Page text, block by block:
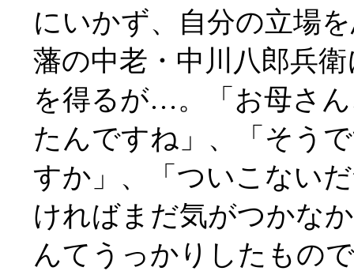
にいかず、自分の立場
藩の中老・中川八郎兵
を得るが…。「お母さ
たんですね」、「そう
すか」、「ついこない
ければまだ気がつかな
んてうっかりしたもの